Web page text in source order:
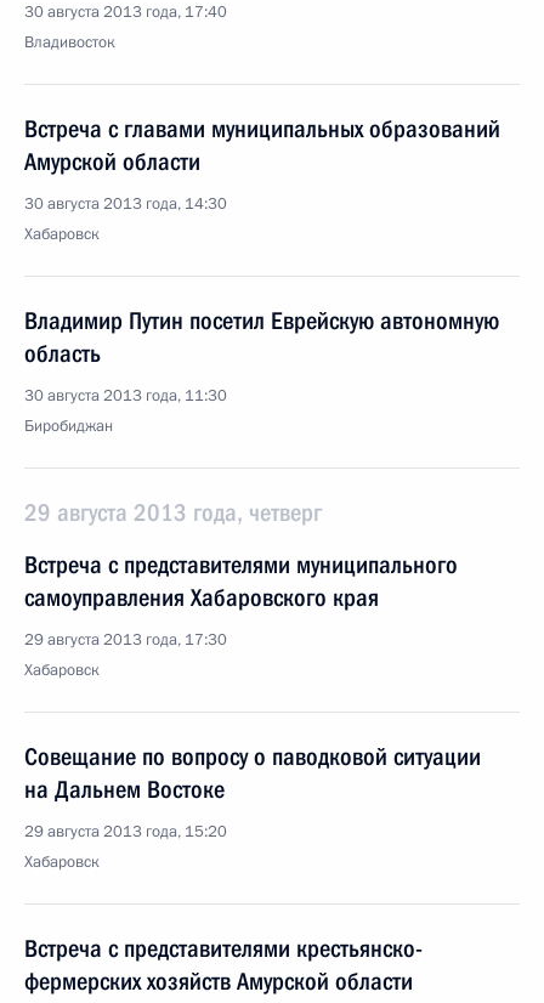
30 августа 2013 года, 17:40
Владивосток
Встреча с главами муниципальных образований
Амурской области
30 августа 2013 года, 14:30
Хабаровск
Владимир Путин посетил Еврейскую автономную
область
30 августа 2013 года, 11:30
Биробиджан
29 августа 2013 года, четверг
Встреча с представителями муниципального
самоуправления Хабаровского края
29 августа 2013 года, 17:30
Хабаровск
Совещание по вопросу о паводковой ситуации
на Дальнем Востоке
29 августа 2013 года, 15:20
Хабаровск
Встреча с представителями крестьянско-
фермерских хозяйств Амурской области